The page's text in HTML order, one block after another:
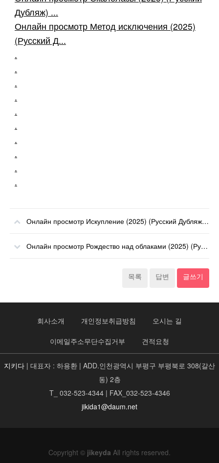
Дубляж) ...
Онлайн просмотр Метод исключения (2025)
(Русский Д...
.
.
.
.
.
.
.
.
.
.
Онлайн просмотр Искупление (2025) (Русский Дубляж) онлайн
Онлайн просмотр Рождество над облаками (2025) (Русский Дубляж) онлайн
목록 답변 글쓰기
회사소개 개인정보취급방침 오시는 길
이메일주소무단수집거부 견적요청
지키다 | 대표자 : 하용환 | ADD.인천광역시 부평구 부평북로 308(갈산
동) 2층
T_ 032-523-4344 | FAX_032-523-4346
jikida1@daum.net
Copyright © jikeyda All rights reserved.